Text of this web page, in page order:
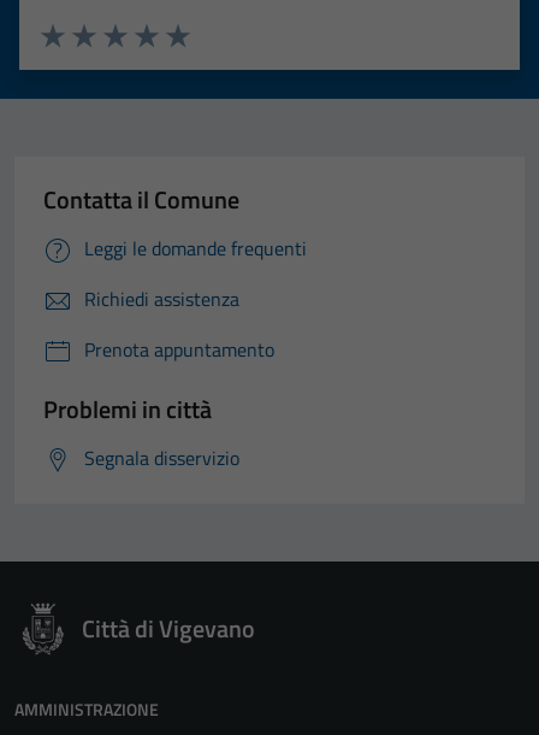
Valuta 5 stelle su 5
Valuta 4 stelle su 5
Valuta 3 stelle su 5
Valuta 2 stelle su 5
Valuta 1 stelle su 5
Contatta il Comune
Leggi le domande frequenti
Richiedi assistenza
Prenota appuntamento
Problemi in città
Segnala disservizio
Città di Vigevano
AMMINISTRAZIONE